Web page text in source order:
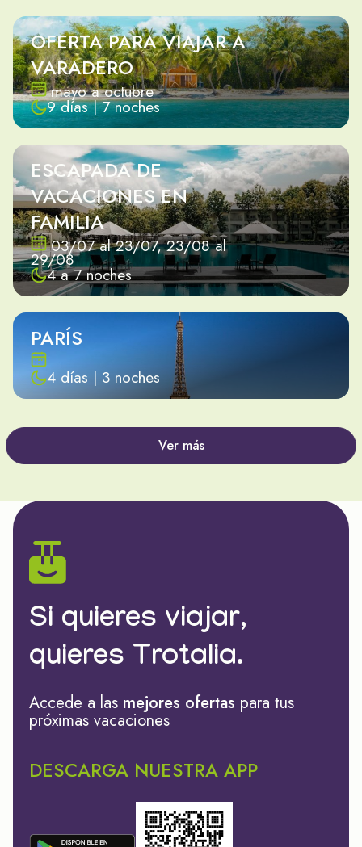
OFERTA PARA VIAJAR A
VARADERO
mayo a octubre
9 días | 7 noches
ESCAPADA DE
VACACIONES EN
FAMILIA
03/07 al 23/07, 23/08 al
29/08
4 a 7 noches
PARÍS
4 días | 3 noches
Ver más
Si quieres viajar,
quieres Trotalia.
Accede a las mejores ofertas para tus
próximas vacaciones
DESCARGA NUESTRA APP